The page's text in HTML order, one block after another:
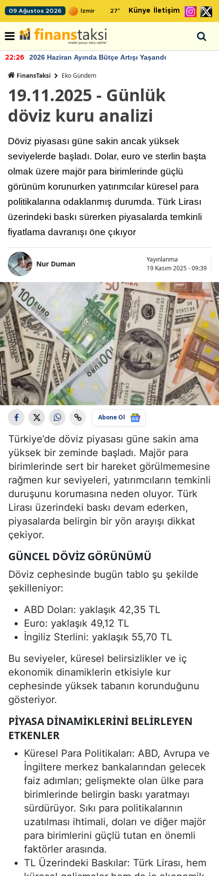
09 Ağustos 2026 27° Künye İletişim
22:26 2026 Haziran Ayında Bütçe Artışı Yaşandı
FinansTaksi Eko Gündem
19.11.2025 - Günlük
döviz kuru analizi
Döviz piyasası güne sakin ancak yüksek
seviyelerde başladı. Dolar, euro ve sterlin başta
olmak üzere majör para birimlerinde güçlü
görünüm korunurken yatırımcılar küresel para
politikalarına odaklanmış durumda. Türk Lirası
üzerindeki baskı sürerken piyasalarda temkinli
fiyatlama davranışı öne çıkıyor
Nur Duman
Yayınlanma
19 Kasım 2025 - 09:39
Abone Ol
Türkiye’de döviz piyasası güne sakin ama
yüksek bir zeminde başladı. Majör para
birimlerinde sert bir hareket görülmemesine
rağmen kur seviyeleri, yatırımcıların temkinli
duruşunu korumasına neden oluyor. Türk
Lirası üzerindeki baskı devam ederken,
piyasalarda belirgin bir yön arayışı dikkat
çekiyor.
GÜNCEL DÖVIZ GÖRÜNÜMÜ
Döviz cephesinde bugün tablo şu şekilde
şekilleniyor:
ABD Doları: yaklaşık 42,35 TL
Euro: yaklaşık 49,12 TL
İngiliz Sterlini: yaklaşık 55,70 TL
Bu seviyeler, küresel belirsizlikler ve iç
ekonomik dinamiklerin etkisiyle kur
cephesinde yüksek tabanın korunduğunu
gösteriyor.
PIYASA DINAMIKLERINI BELIRLEYEN
ETKENLER
Küresel Para Politikaları: ABD, Avrupa ve
İngiltere merkez bankalarından gelecek
faiz adımları; gelişmekte olan ülke para
birimlerinde belirgin baskı yaratmayı
sürdürüyor. Sıkı para politikalarının
uzatılması ihtimali, doları ve diğer majör
para birimlerini güçlü tutan en önemli
faktörler arasında.
TL Üzerindeki Baskılar: Türk Lirası, hem